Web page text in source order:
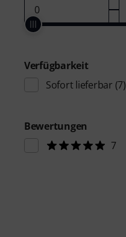
Verfügbarkeit
Sofort lieferbar (7)
Bewertungen
7